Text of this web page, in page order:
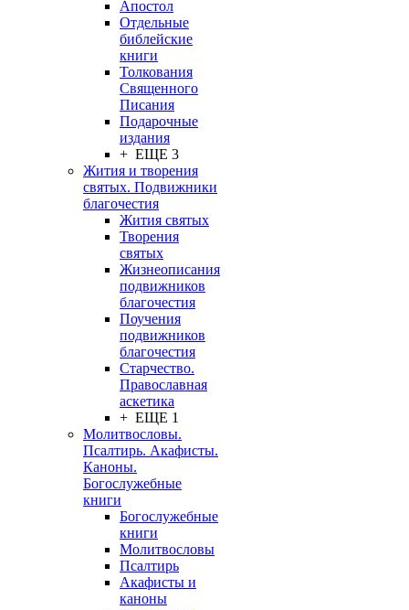
Апостол
Отдельные
библейские
книги
Толкования
Священного
Писания
Подарочные
издания
+ ЕЩЕ 3
Жития и творения
святых. Подвижники
благочестия
Жития святых
Творения
святых
Жизнеописания
подвижников
благочестия
Поучения
подвижников
благочестия
Старчество.
Православная
аскетика
+ ЕЩЕ 1
Молитвословы.
Псалтирь. Акафисты.
Каноны.
Богослужебные
книги
Богослужебные
книги
Молитвословы
Псалтирь
Акафисты и
каноны